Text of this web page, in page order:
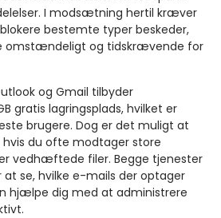
I modsætning hertil kræver
bestemte typer beskeder,
omstændeligt og tidskrævende for
og Gmail tilbyder
gratis lagringsplads, hvilket er
brugere. Dog er det muligt at
hvis du ofte modtager store
vedhæftede filer. Begge tjenester
se, hvilke e-mails der optager
hjælpe dig med at administrere